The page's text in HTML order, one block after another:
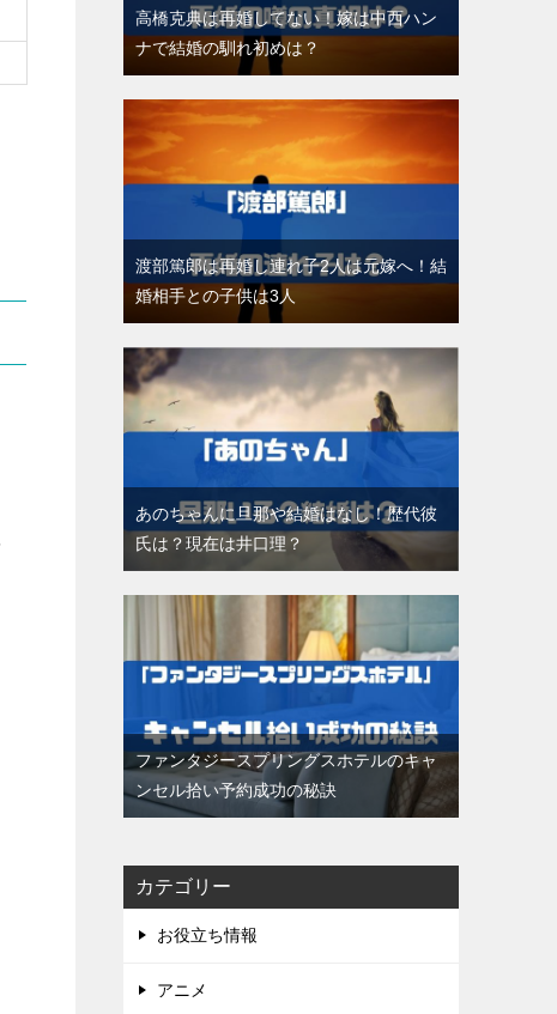
高橋克典は再婚してない！嫁は中西ハン
ナで結婚の馴れ初めは？
渡部篤郎は再婚し連れ子2人は元嫁へ！結
婚相手との子供は3人
あのちゃんに旦那や結婚はなし！歴代彼
氏は？現在は井口理？
ファンタジースプリングスホテルのキャ
ンセル拾い予約成功の秘訣
カテゴリー
お役立ち情報
アニメ